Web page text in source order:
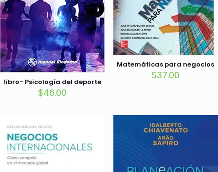
libro- Psicología del deporte
$46.00
Matemáticas para negocios
$37.00